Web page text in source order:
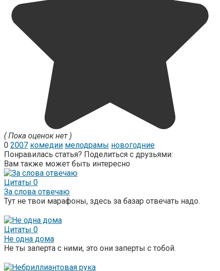
( Пока оценок нет )
0 2007 комедии мелодрамы новогодние
Понравилась статья? Поделиться с друзьями:
Вам также может быть интересно
Цитаты 0
За слова отвечаю
Тут не твои марафоны, здесь за базар отвечать надо.
Цитаты 0
Не одна дома
Не ты заперта с ними, это они заперты с тобой.